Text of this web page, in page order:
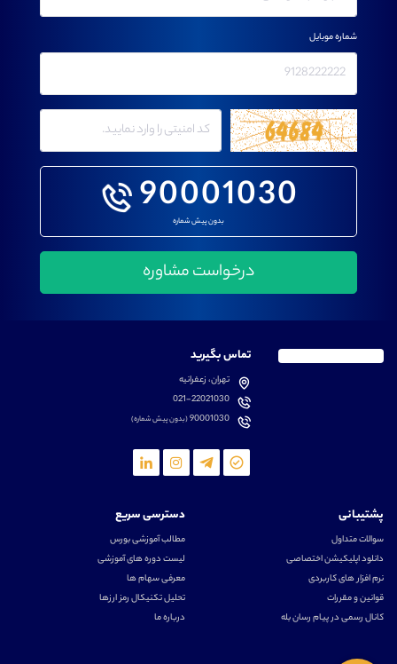
90001030
بدون پیش شماره
شماره موبایل
تماس بگیرید
تهران، زعفرانیه
021-22021030
90001030(بدون پیش شماره)
پشتیبانی
سوالات متداول
دانلود اپلیکیشن اختصاصی
نرم افزار های کاربردی
قوانین و مقررات
کانال رسمی در پیام رسان بله
دسترسی سریع
مطالب آموزشی بورس
لیست دوره های آموزشی
معرفی سهام ها
تحلیل تکنیکال رمز ارزها
درباره ما